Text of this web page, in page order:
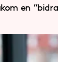
en